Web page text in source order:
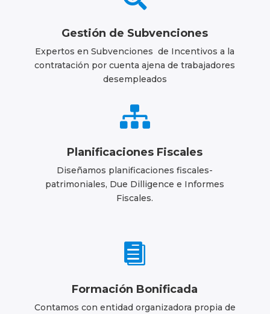
Gestión de Subvenciones
Expertos en Subvenciones de Incentivos a la
contratación por cuenta ajena de trabajadores
desempleados

Planificaciones Fiscales
Diseñamos planificaciones fiscales-
patrimoniales, Due Dilligence e Informes
Fiscales.

Formación Bonificada
Contamos con entidad organizadora propia de